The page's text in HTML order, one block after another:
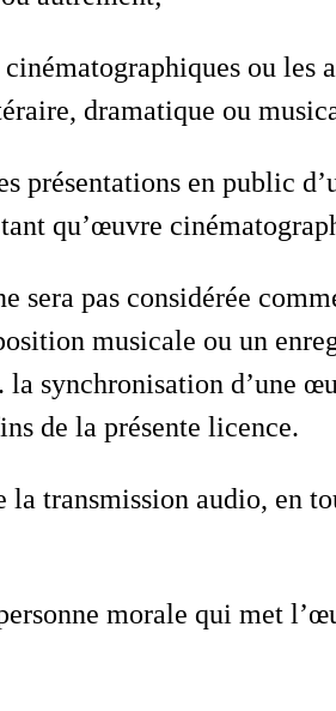
ou les
dramatique ou
présentations en public
qu’œuvre
pas considérée
musicale ou un
synchronisation d’une
de la présente licence.
la transmission audio, en
morale qui met